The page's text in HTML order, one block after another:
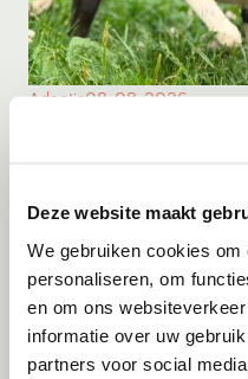
Deze website maakt
We gebruiken cookies
personaliseren, om
en om ons
informatie over uw
partners voor social
Adoptie08-08-2026